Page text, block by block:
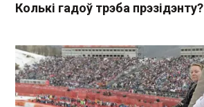
Колькі гадоў трэба прэзідэнту?